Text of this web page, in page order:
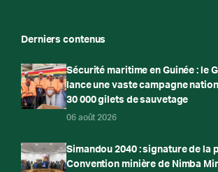
Derniers contenus
Sécurité maritime en Guinée : le
lance une vaste campagne
30 000 gilets de sauvetage
06 août 2026
Simandou 2040 : signature de la
Convention minière de Nimba